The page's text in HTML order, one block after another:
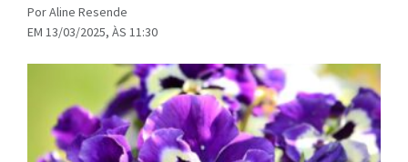
Por Aline Resende
EM 13/03/2025, ÀS 11:30